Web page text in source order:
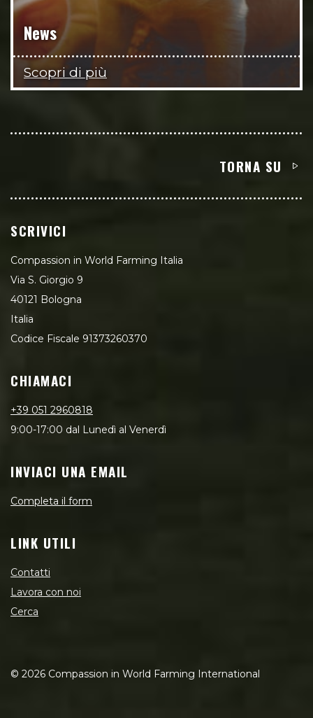
News
Scopri di più
TORNA SU
SCRIVICI
Compassion in World Farming Italia
Via S. Giorgio 9
40121 Bologna
Italia
Codice Fiscale 91373260370
CHIAMACI
+39 051 2960818
9:00-17:00 dal Lunedì al Venerdì
INVIACI UNA EMAIL
Completa il form
LINK UTILI
Contatti
Lavora con noi
Cerca
© 2026 Compassion in World Farming International